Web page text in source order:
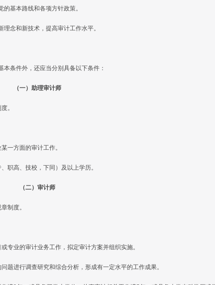
基本路线和各项方针政策。
念和新技术，提高审计工作水平。
条件外，还应当分别具备以下条件：
（一）助理审计师
。
一方面的审计工作。
职高、技校，下同）及以上学历。
（二）审计师
制度。
专业的审计业务工作，拟定审计方案并组织实施。
题进行调查研究和综合分析，形成有一定水平的工作成果。